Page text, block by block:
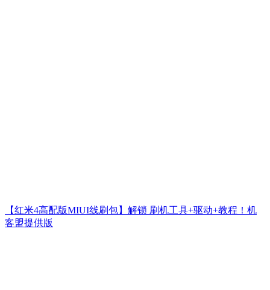
【红米4高配版MIUI线刷包】解锁 刷机工具+驱动+教程！机
客盟提供版